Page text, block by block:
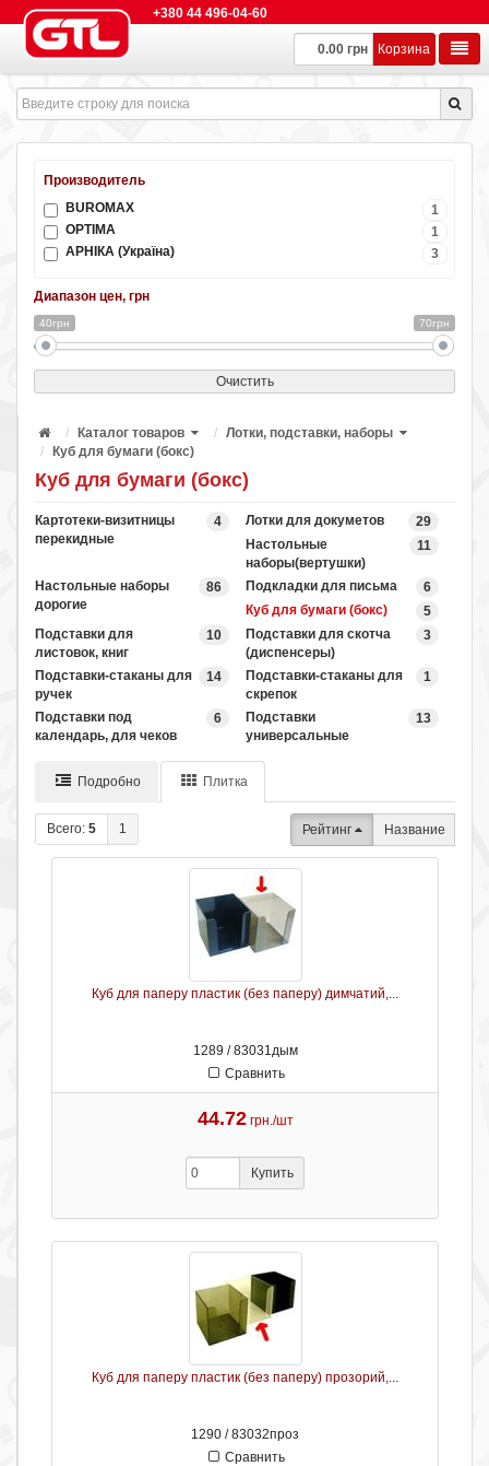
+380 44 496-04-60
0.00 грн Корзина
Производитель
1
BUROMAX
1
OPTIMA
3
АРНІКА (Україна)
Диапазон цен, грн
40грн 70грн
Очистить
Каталог товаров
Лотки, подставки, наборы
Куб для бумаги (бокс)
Куб для бумаги (бокс)
4
Картотеки-визитницы
перекидные
29
Лотки для докуметов
11
Настольные
наборы(вертушки)
86
Настольные наборы
дорогие
6
Подкладки для письма
5
Куб для бумаги (бокс)
10
Подставки для
листовок, книг
3
Подставки для скотча
(диспенсеры)
14
Подставки-стаканы для
ручек
1
Подставки-стаканы для
скрепок
6
Подставки под
календарь, для чеков
13
Подставки
универсальные
Подробно Плитка
Всего: 5 1 Рейтинг Название
Куб для паперу пластик (без паперу) димчатий,...
1289 / 83031дым
Сравнить
44.72 грн./шт
Купить
Куб для паперу пластик (без паперу) прозорий,...
1290 / 83032проз
Сравнить